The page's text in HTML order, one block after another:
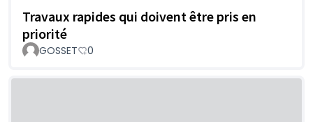
Travaux rapides qui doivent être pris en
priorité
GOSSET 0